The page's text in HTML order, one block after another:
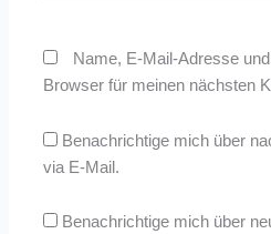
Name, E-Mail-Adresse
Browser für meinen nächsten
Benachrichtige mich über
via E-Mail.
Benachrichtige mich über